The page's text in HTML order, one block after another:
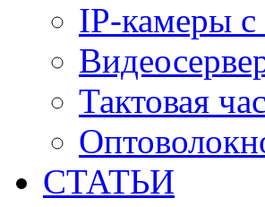
IP-камеры
Тактовая
СТАТЬИ